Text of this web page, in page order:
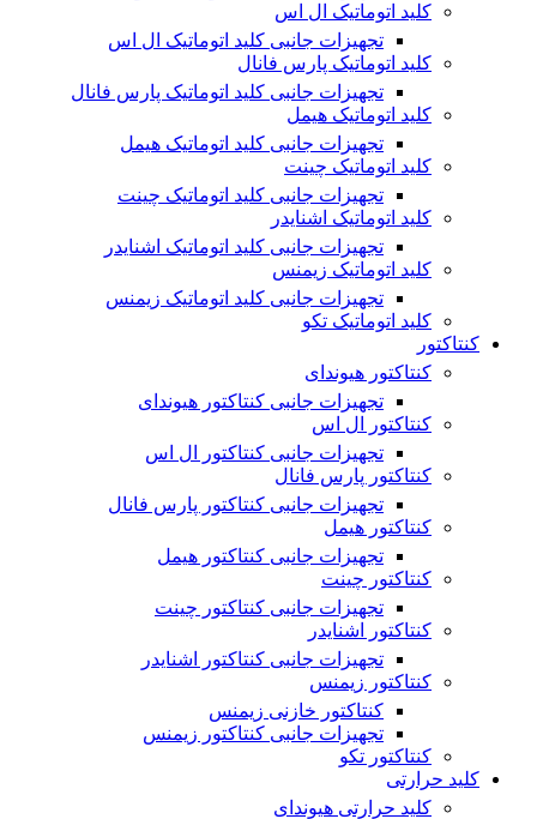
کلید اتوماتیک ال اس
تجهیزات جانبی کلید اتوماتیک ال اس
کلید اتوماتیک پارس فانال
تجهیزات جانبی کلید اتوماتیک پارس فانال
کلید اتوماتیک هیمل
تجهیزات جانبی کلید اتوماتیک هیمل
کلید اتوماتیک چینت
تجهیزات جانبی کلید اتوماتیک چینت
کلید اتوماتیک اشنایدر
تجهیزات جانبی کلید اتوماتیک اشنایدر
کلید اتوماتیک زیمنس
تجهیزات جانبی کلید اتوماتیک زیمنس
کلید اتوماتیک تکو
کنتاکتور
کنتاکتور هیوندای
تجهیزات جانبی کنتاکتور هیوندای
کنتاکتور ال اس
تجهیزات جانبی کنتاکتور ال اس
کنتاکتور پارس فانال
تجهیزات جانبی کنتاکتور پارس فانال
کنتاکتور هیمل
تجهیزات جانبی کنتاکتور هیمل
کنتاکتور چینت
تجهیزات جانبی کنتاکتور چینت
کنتاکتور اشنایدر
تجهیزات جانبی کنتاکتور اشنایدر
کنتاکتور زیمنس
کنتاکتور خازنی زیمنس
تجهیزات جانبی کنتاکتور زیمنس
کنتاکتور تکو
کلید حرارتی
کلید حرارتی هیوندای